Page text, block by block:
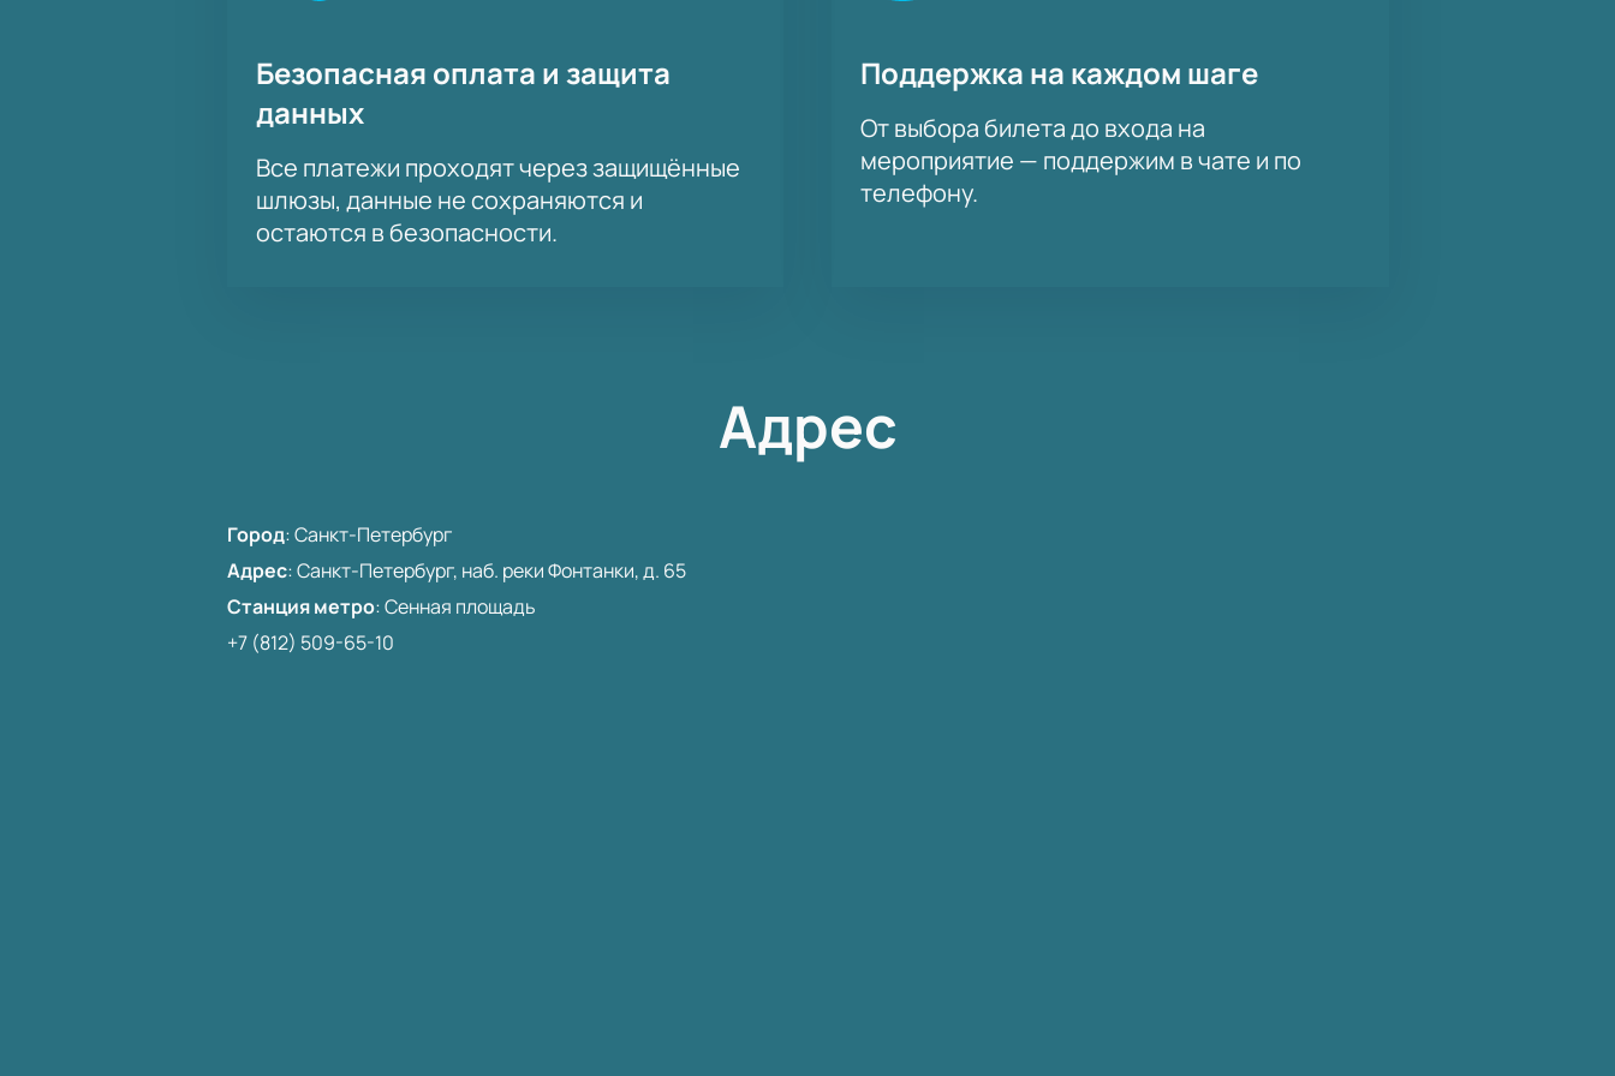
Безопасная оплата и защита
данных
Все платежи проходят через защищённые
шлюзы, данные не сохраняются и
остаются в безопасности.
Поддержка на каждом шаге
От выбора билета до входа на
мероприятие — поддержим в чате и по
телефону.
Адрес
Город:Санкт-Петербург
Адрес:Санкт-Петербург, наб. реки Фонтанки, д. 65
Станция метро:Сенная площадь
+7 (812) 509-65-10